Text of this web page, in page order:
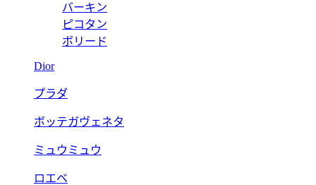
バーキン
ピコタン
ボリード
Dior
プラダ
ボッテガヴェネタ
ミュウミュウ
ロエベ